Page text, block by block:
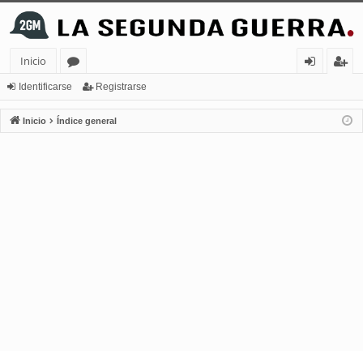
Inicio
or
os
nt
ifi
ist
ra
Identificarse Registrarse
Inicio Índice general